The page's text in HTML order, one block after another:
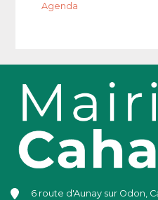
Agenda
6 route d'Aunay sur Odon,